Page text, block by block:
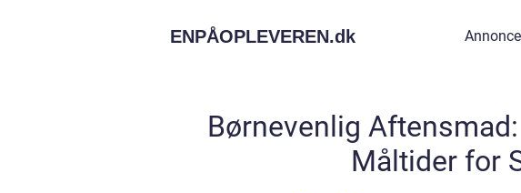
ENPÅOPLEVEREN.dk
Børnevenlig
Måltider for